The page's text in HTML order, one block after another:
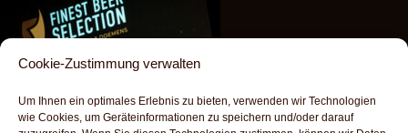
Cookie-Zustimmung verwalten
Um Ihnen ein optimales Erlebnis zu bieten, verwenden wir Technologien
wie Cookies, um Geräteinformationen zu speichern und/oder darauf